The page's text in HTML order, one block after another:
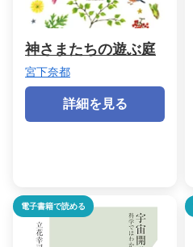
神さまたちの遊ぶ庭
宮下奈都
詳細を見る
電子書籍で読める